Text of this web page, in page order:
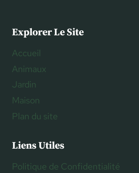
Explorer Le Site
Accueil
Animaux
Jardin
Maison
Plan du site
Liens Utiles
Politique de Confidentialité